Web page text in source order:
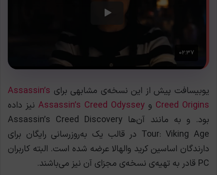
یوبیسافت پیش از این نسخه‌ی مشابهی برای Assassin’s
Creed Origins و Assassin’s Creed Odyssey نیز داده
بود. و به مانند آن‌ها Assassin’s Creed Discovery
Tour: Viking Age در قالب یک به‌روزرسانی رایگان برای
دارندگان اساسین کرید والهالا عرضه شده است. البته کاربران
PC قادر به تهیه‌ی نسخه‌ی مجزای آن نیز می‌باشند.